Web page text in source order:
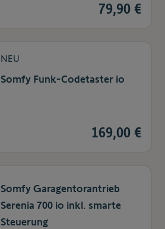
79,90 €
NEU
Somfy Funk-Codetaster io
169,00 €
Somfy Garagentorantrieb
Serenia 700 io inkl. smarte
Steuerung